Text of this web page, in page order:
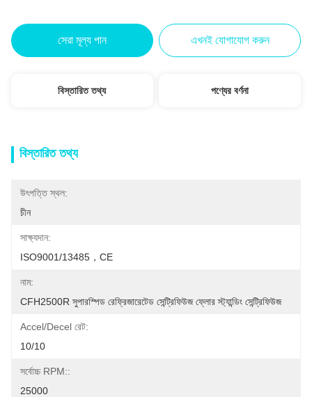
সেরা মূল্য পান এখনই যোগাযোগ করুন
বিস্তারিত তথ্য পণ্যের বর্ণনা
বিস্তারিত তথ্য
উৎপত্তি স্থল:
চীন
সাক্ষ্যদান:
ISO9001/13485，CE
নাম:
CFH2500R সুপারস্পিড রেফ্রিজারেটেড সেন্ট্রিফিউজ ফ্লোর স্ট্যান্ডিং সেন্ট্রিফিউজ
Accel/Decel রেট:
10/10
সর্বোচ্চ RPM::
25000